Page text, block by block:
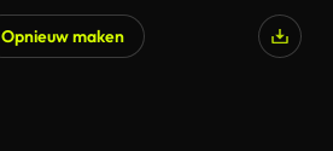
Opnieuw maken